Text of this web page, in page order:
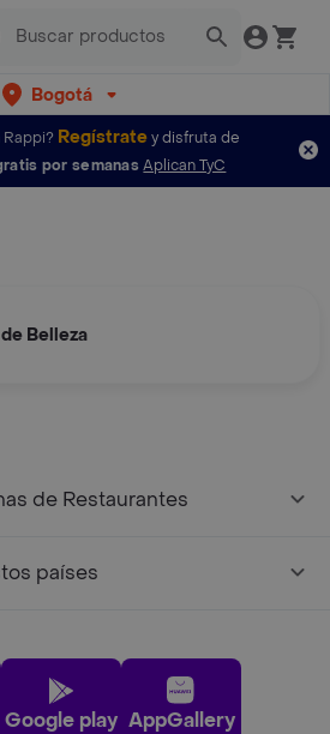
Bogotá
Rappi? Regístratey disfruta de
por semanas Aplican TyC
Belleza
de Restaurantes
países
Google play AppGallery